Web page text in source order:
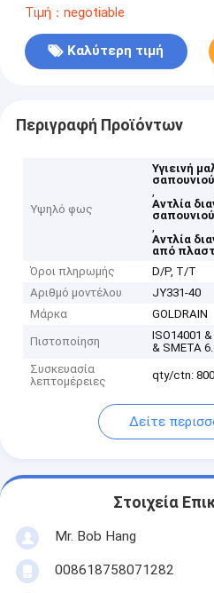
Τιμή：negotiable
Καλύτερη τιμή
Περιγραφή Προϊόντων
Υψηλό φως
Υγιεινή
σαπουνιού
,
Αντλία
σαπουνιού
,
Αντλία
από
Όροι πληρωμής
D/P, T/T
Αριθμό μοντέλου
JY331-40
Μάρκα
GOLDRAIN
Πιστοποίηση
ISO14001
& SMETA
Συσκευασία
λεπτομέρειες
qty/ctn:
Δείτε
Στοιχεία
Mr. Bob Hang
008618758071282